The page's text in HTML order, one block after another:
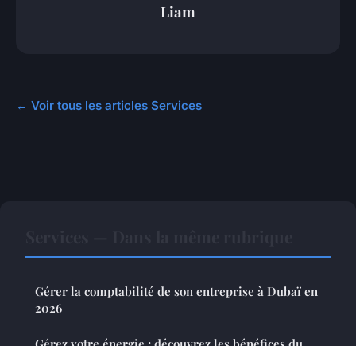
Liam
← Voir tous les articles Services
Gérer la comptabilité de son entreprise à Dubaï en
2026